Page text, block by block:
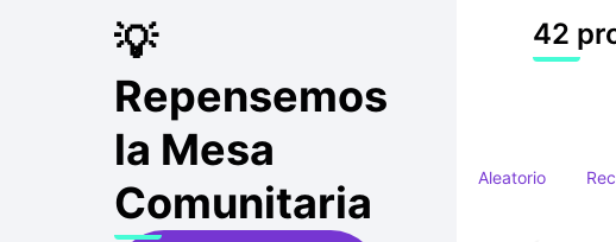
💡
Repensemos
la Mesa
Comunitaria
42
Aleatorio